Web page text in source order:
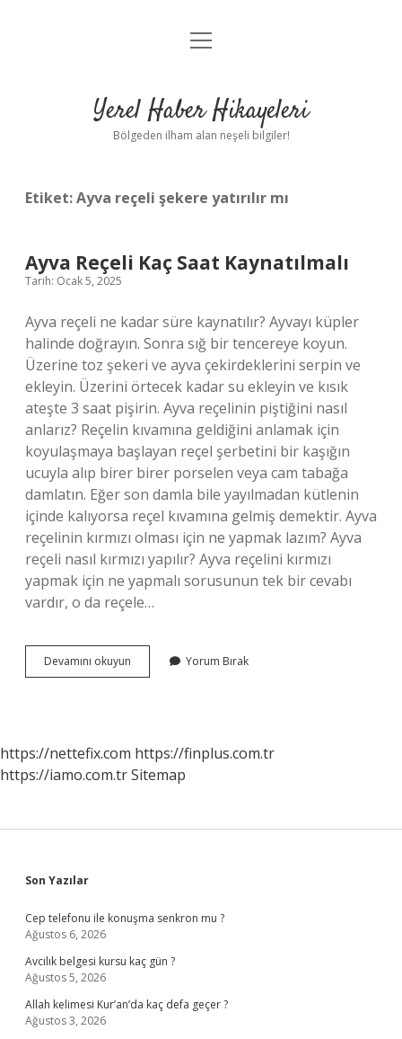
Anasayfa
Yasal Uyarı
menüyü
Yerel Haber Hikayeleri
Bölgeden ilham alan neşeli bilgiler!
Etiket:Ayva reçeli şekere yatırılır mı
Ayva Reçeli Kaç Saat Kaynatılmalı
Tarih: Ocak 5, 2025
Ayva reçeli ne kadar süre kaynatılır? Ayvayı küpler
halinde doğrayın. Sonra sığ bir tencereye koyun.
Üzerine toz şekeri ve ayva çekirdeklerini serpin ve
ekleyin. Üzerini örtecek kadar su ekleyin ve kısık
ateşte 3 saat pişirin. Ayva reçelinin piştiğini nasıl
anlarız? Reçelin kıvamına geldiğini anlamak için
koyulaşmaya başlayan reçel şerbetini bir kaşığın
ucuyla alıp birer birer porselen veya cam tabağa
damlatın. Eğer son damla bile yayılmadan kütlenin
içinde kalıyorsa reçel kıvamına gelmiş demektir. Ayva
reçelinin kırmızı olması için ne yapmak lazım? Ayva
reçeli nasıl kırmızı yapılır? Ayva reçelini kırmızı
yapmak için ne yapmalı sorusunun tek bir cevabı
vardır, o da reçele…
Devamını okuyun
Reçeli
Yorum Bırak
https://nettefix.com https://finplus.com.tr
https://iamo.com.trSitemap
Sidebar
Son Yazılar
Cep telefonu ile konuşma senkron mu ?
Ağustos 6, 2026
Avcılık belgesi kursu kaç gün ?
Ağustos 5, 2026
Allah kelimesi Kur’an’da kaç defa geçer ?
Ağustos 3, 2026